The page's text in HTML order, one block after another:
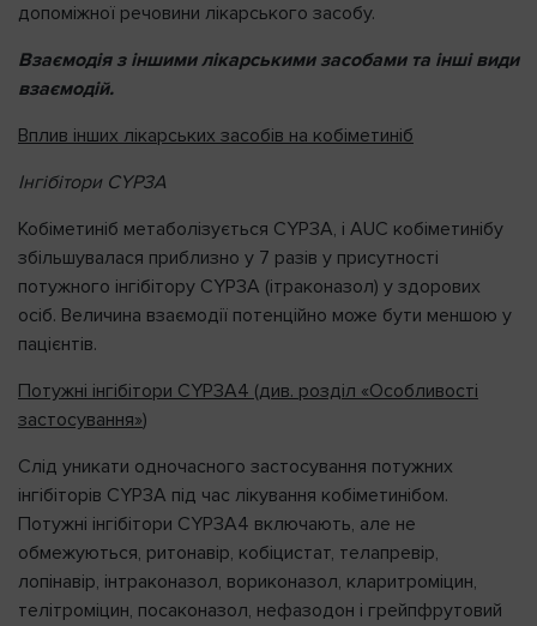
допоміжної речовини лікарського засобу.
Взаємодія з іншими лікарськими засобами та інші види
взаємодій.
Вплив інших лікарських засобів на кобіметиніб
Інгібітори CYP3A
Кобіметиніб метаболізується CYP3A, і AUC кобіметинібу
збільшувалася приблизно у 7 разів у присутності
потужного інгібітору CYP3A (ітраконазол) у здорових
осіб. Величина взаємодії потенційно може бути меншою у
пацієнтів.
Потужні інгібітори CYP3A4 (див. розділ «Особливості
застосування»)
Слід уникати одночасного застосування потужних
інгібіторів CYP3A під час лікування кобіметинібом.
Потужні інгібітори CYP3A4 включають, але не
обмежуються, ритонавір, кобіцистат, телапревір,
лопінавір, інтраконазол, вориконазол, кларитроміцин,
телітроміцин, посаконазол, нефазодон і грейпфрутовий